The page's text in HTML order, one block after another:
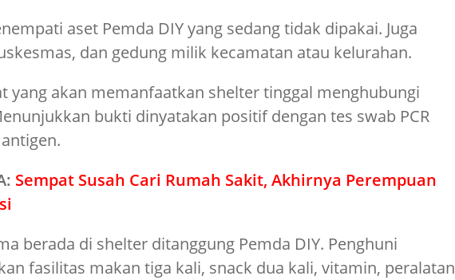
aset Pemda DIY yang sedang tidak dipakai. Juga
dan gedung milik kecamatan atau kelurahan.
yang akan memanfaatkan shelter tinggal menghubungi
bukti dinyatakan positif dengan tes swab PCR
Sempat Susah Cari Rumah Sakit, Akhirnya Perempuan
berada di shelter ditanggung Pemda DIY. Penghuni
fasilitas makan tiga kali, snack dua kali, vitamin, peralatan